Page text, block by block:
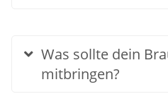
Was sollte dein
mitbringen?